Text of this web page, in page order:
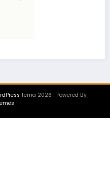
Tema 2026 | Powered By